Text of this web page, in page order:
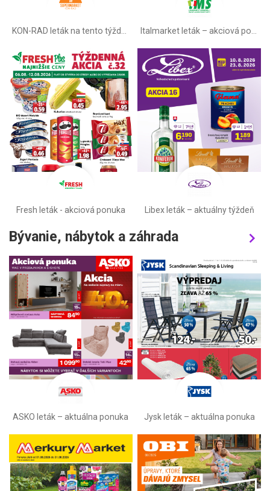
KON-RAD leták na tento týždeň Italmarket leták –⁠ akciová ponuka
Fresh leták - akciová ponuka Libex leták –⁠ aktuálny týždeň
Bývanie, nábytok a záhrada
ASKO leták – aktuálna ponuka Jysk leták – aktuálna ponuka